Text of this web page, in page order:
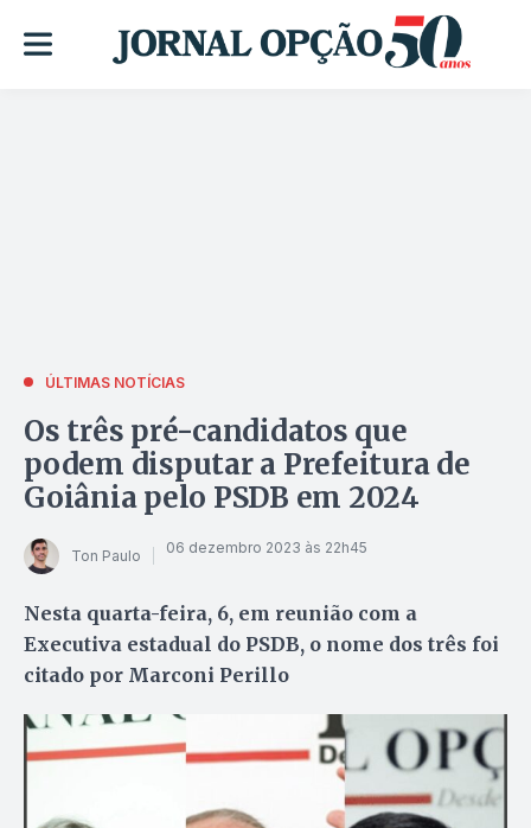
ÚLTIMAS NOTÍCIAS
Os três pré-candidatos que
podem disputar a Prefeitura de
Goiânia pelo PSDB em 2024
Ton Paulo 06 dezembro 2023 às 22h45
Nesta quarta-feira, 6, em reunião com a
Executiva estadual do PSDB, o nome dos três foi
citado por Marconi Perillo